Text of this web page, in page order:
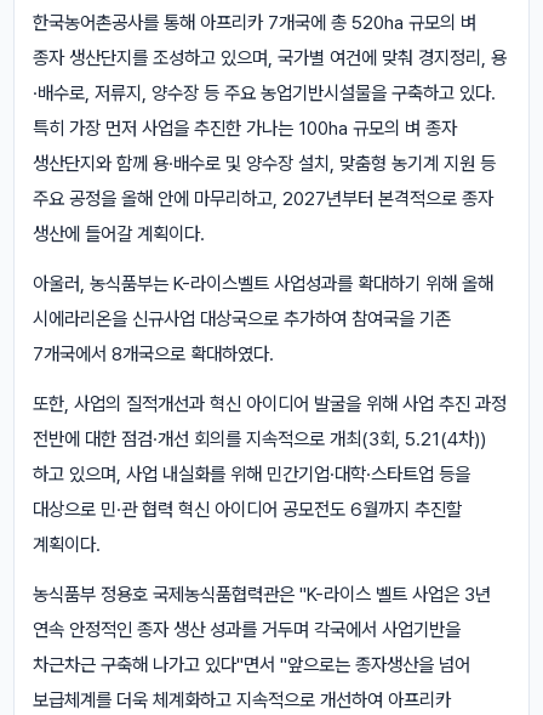
한국농어촌공사를 통해 아프리카 7개국에 총 520ha 규모의 벼
종자 생산단지를 조성하고 있으며, 국가별 여건에 맞춰 경지정리, 용
·배수로, 저류지, 양수장 등 주요 농업기반시설물을 구축하고 있다.
특히 가장 먼저 사업을 추진한 가나는 100ha 규모의 벼 종자
생산단지와 함께 용·배수로 및 양수장 설치, 맞춤형 농기계 지원 등
주요 공정을 올해 안에 마무리하고, 2027년부터 본격적으로 종자
생산에 들어갈 계획이다.
아울러, 농식품부는 K-라이스벨트 사업성과를 확대하기 위해 올해
시에라리온을 신규사업 대상국으로 추가하여 참여국을 기존
7개국에서 8개국으로 확대하였다.
또한, 사업의 질적개선과 혁신 아이디어 발굴을 위해 사업 추진 과정
전반에 대한 점검·개선 회의를 지속적으로 개최(3회, 5.21(4차))
하고 있으며, 사업 내실화를 위해 민간기업·대학·스타트업 등을
대상으로 민·관 협력 혁신 아이디어 공모전도 6월까지 추진할
계획이다.
농식품부 정용호 국제농식품협력관은 "K-라이스 벨트 사업은 3년
연속 안정적인 종자 생산 성과를 거두며 각국에서 사업기반을
차근차근 구축해 나가고 있다"면서 "앞으로는 종자생산을 넘어
보급체계를 더욱 체계화하고 지속적으로 개선하여 아프리카